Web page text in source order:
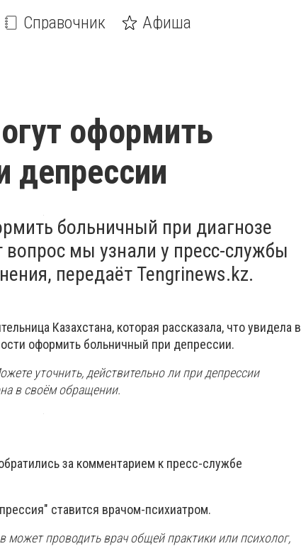
Справочник Афиша
оформить
депрессии
больничный при диагнозе
вопрос мы узнали у пресс-службы
передаёт Tengrinews.kz.
Казахстана, которая рассказала, что увидела в
оформить больничный при депрессии.
уточнить, действительно ли при депрессии
в своём обращении.
за комментарием к пресс-службе
ставится врачом-психиатром.
может проводить врач общей практики или психолог,